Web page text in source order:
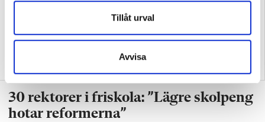
Tillåt urval
Avvisa”Skolans halvblindhet botas
30 rektorer i friskola: ”Lägre skolpeng
hotar reformerna”